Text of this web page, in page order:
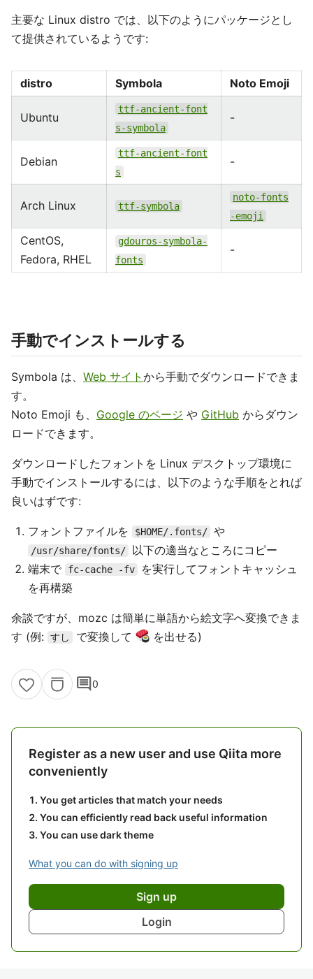
主要な Linux distro では、以下のようにパッケージとし
て提供されているようです:
distro Symbola Noto Emoji
Ubuntu
ttf-ancient-font
s-symbola
-
Debian
ttf-ancient-font
s
-
Arch Linux ttf-symbola
noto-fonts
-emoji
CentOS,
Fedora, RHEL
gdouros-symbola-
fonts
-
手動でインストールする
Symbola は、 Web サイト から手動でダウンロードできま
す。
Noto Emoji も、 Google のページ や GitHub からダウン
ロードできます。
ダウンロードしたフォントを Linux デスクトップ環境に
手動でインストールするには、以下のような手順をとれば
良いはずです:
フォントファイルを $HOME/.fonts/ や
/usr/share/fonts/
以下の適当なところにコピー
端末で
fc-cache -fv
を実行してフォントキャッシュ
を再構築
余談ですが、mozc は簡単に単語から絵文字へ変換できま
す (例: すし で変換して を出せる)
comment0
Register as a new user and use Qiita more
conveniently
You get articles that match your needs
You can efficiently read back useful information
You can use dark theme
What you can do with signing up
Sign up
Login